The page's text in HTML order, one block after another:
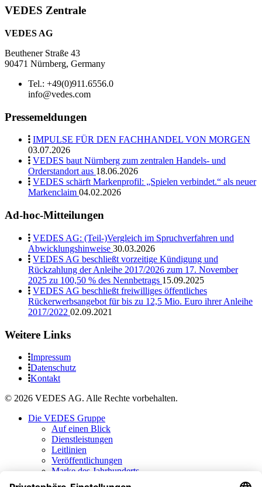
VEDES Zentrale
VEDES AG
Beuthener Straße 43
90471 Nürnberg, Germany
Tel.: +49(0)911.6556.0
info@vedes.com
Pressemeldungen
IMPULSE FÜR DEN FACHHANDEL VON MORGEN
03.07.2026
VEDES baut Nürnberg zum zentralen Handels- und
Orderstandort aus 18.06.2026
VEDES schärft Markenprofil: „Spielen verbindet.“ als neuer
Markenclaim 04.02.2026
Ad-hoc-Mitteilungen
VEDES AG: (Teil-)Vergleich im Spruchverfahren und
Abwicklungshinweise 30.03.2026
VEDES AG beschließt vorzeitige Kündigung und
Rückzahlung der Anleihe 2017/2026 zum 17. November
2025 zu 100,50 % des Nennbetrags 15.09.2025
VEDES AG beschließt freiwilliges öffentliches
Rückerwerbsangebot für bis zu 12,5 Mio. Euro ihrer Anleihe
2017/2022 02.09.2021
Weitere Links
Impressum
Datenschutz
Kontakt
© 2026 VEDES AG. Alle Rechte vorbehalten.
Die VEDES Gruppe
Auf einen Blick
Dienstleistungen
Leitlinien
Veröffentlichungen
Marke des Jahrhunderts
Historie